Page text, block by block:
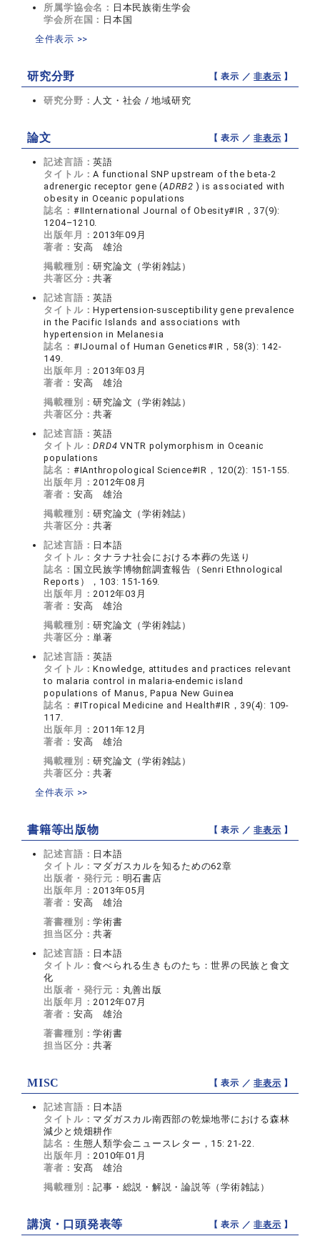
所属学協会名： 日本民族衛生学会
学会所在国： 日本国
全件表示 >>
研究分野 【 表示 ／非表示 】
研究分野： 人文・社会 / 地域研究
論文 【 表示 ／非表示 】
記述言語：英語
タイトル：A functional SNP upstream of the beta-2
adrenergic receptor gene (ADRB2 ) is associated with
obesity in Oceanic populations
誌名： #IInternational Journal of Obesity#IR，37(9):
1204–1210.
出版年月：2013年09月
著者： 安高 雄治
掲載種別：研究論文（学術雑誌）
共著区分：共著
記述言語：英語
タイトル：Hypertension-susceptibility gene prevalence
in the Pacific Islands and associations with
hypertension in Melanesia
誌名： #IJournal of Human Genetics#IR，58(3): 142-
149.
出版年月：2013年03月
著者： 安高 雄治
掲載種別：研究論文（学術雑誌）
共著区分：共著
記述言語：英語
タイトル：DRD4 VNTR polymorphism in Oceanic
populations
誌名： #IAnthropological Science#IR，120(2): 151-155.
出版年月：2012年08月
著者： 安高 雄治
掲載種別：研究論文（学術雑誌）
共著区分：共著
記述言語： 日本語
タイトル： タナラナ社会における本葬の先送り
誌名： 国立民族学博物館調査報告（Senri Ethnological
Reports），103: 151-169.
出版年月：2012年03月
著者： 安高 雄治
掲載種別：研究論文（学術雑誌）
共著区分：単著
記述言語：英語
タイトル：Knowledge, attitudes and practices relevant
to malaria control in malaria-endemic island
populations of Manus, Papua New Guinea
誌名： #ITropical Medicine and Health#IR，39(4): 109-
117.
出版年月：2011年12月
著者： 安高 雄治
掲載種別：研究論文（学術雑誌）
共著区分：共著
全件表示 >>
書籍等出版物 【 表示 ／非表示 】
記述言語： 日本語
タイトル： マダガスカルを知るための62章
出版者・発行元： 明石書店
出版年月：2013年05月
著者： 安高 雄治
著書種別：学術書
担当区分：共著
記述言語： 日本語
タイトル：食べられる生きものたち：世界の民族と食文
化
出版者・発行元： 丸善出版
出版年月：2012年07月
著者： 安高 雄治
著書種別：学術書
担当区分：共著
MISC 【 表示 ／非表示 】
記述言語： 日本語
タイトル： マダガスカル南西部の乾燥地帯における森林
減少と焼畑耕作
誌名： 生態人類学会ニュースレター，15: 21-22.
出版年月：2010年01月
著者： 安髙 雄治
掲載種別：記事・総説・解説・論説等（学術雑誌）
講演・口頭発表等 【 表示 ／非表示 】